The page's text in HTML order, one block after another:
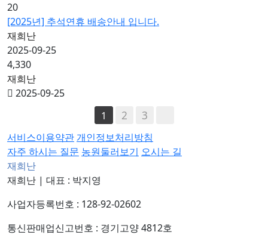
20
[2025년] 추석연휴 배송안내 입니다.
재희난
2025-09-25
4,330
재희난
2025-09-25
1
2 3
서비스이용약관 개인정보처리방침
자주 하시는 질문 농원둘러보기 오시는 길
재희난
재희난 | 대표 : 박지영
사업자등록번호 : 128-92-02602
통신판매업신고번호 : 경기고양 4812호